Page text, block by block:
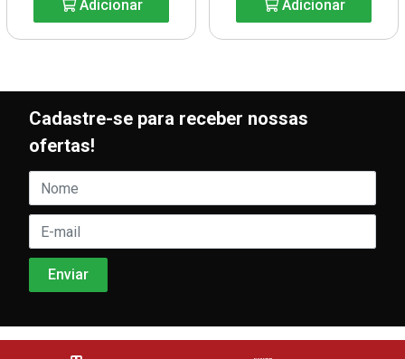
Adicionar Adicionar
Cadastre-se para receber nossas
ofertas!